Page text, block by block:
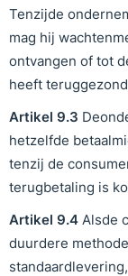
Tenzijde
mag hij
ontvangen of tot
heeft
Artikel 9.3
hetzelfde
tenzij de
terugbetaling is
Artikel 9.4 Alsde
duurdere